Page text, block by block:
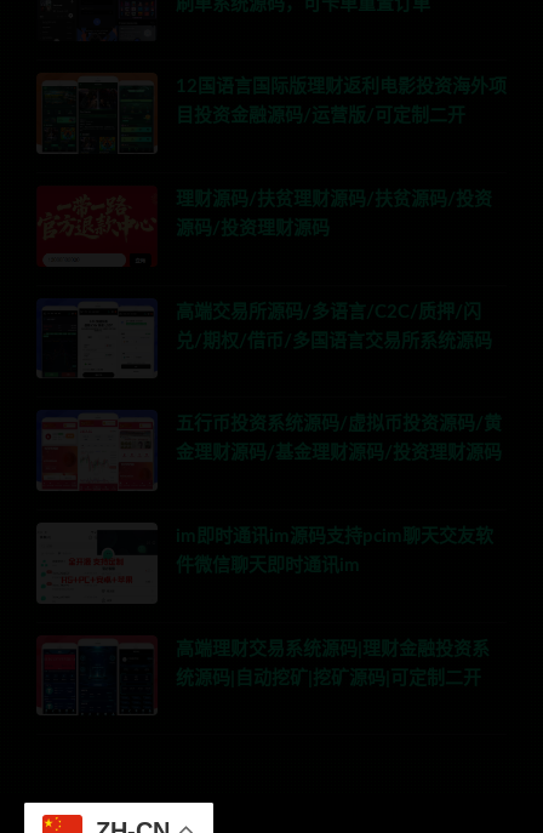
刷单系统源码，可卡单重置订单
12国语言国际版理财返利电影投资海外项
目投资金融源码/运营版/可定制二开
理财源码/扶贫理财源码/扶贫源码/投资
源码/投资理财源码
高端交易所源码/多语言/C2C/质押/闪
兑/期权/借币/多国语言交易所系统源码
五行币投资系统源码/虚拟币投资源码/黄
金理财源码/基金理财源码/投资理财源码
im即时通讯im源码支持pcim聊天交友软
件微信聊天即时通讯im
高端理财交易系统源码|理财金融投资系
统源码|自动挖矿|挖矿源码|可定制二开